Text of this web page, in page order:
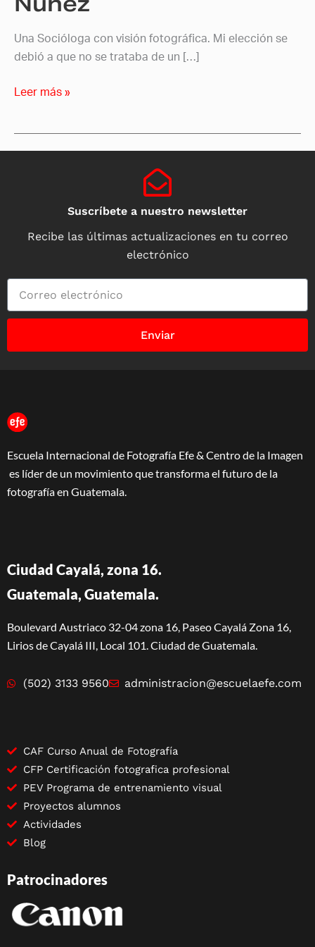
Una Socióloga con visión fotográfica. Mi elección se
debió a que no se trataba de un […]
Leer más »
Suscríbete a nuestro newsletter
Recibe las últimas actualizaciones en tu correo
electrónico
Enviar
Escuela Internacional de Fotografía Efe & Centro de la Imagen
es líder de un movimiento que transforma el futuro de la
fotografía en Guatemala.
Ciudad Cayalá, zona 16.
Guatemala, Guatemala.
Boulevard Austriaco 32-04 zona 16, Paseo Cayalá Zona 16,
Lirios de Cayalá III, Local 101. Ciudad de Guatemala.
(502) 3133 9560 administracion@escuelaefe.com
CAF Curso Anual de Fotografía
CFP Certificación fotografica profesional
PEV Programa de entrenamiento visual
Proyectos alumnos
Actividades
Blog
Patrocinadores